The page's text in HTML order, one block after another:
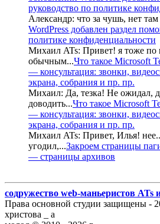
руководство по политике
Александр: что за чушь, нет
WordPress добавлен раздел
политике конфиденциальности
Михаил ATs: Привет! я тоже по
обычным...Что такое Microsoft
— консультация: звонки,
экрана, собрания и пр. пр.
Михаил: Да, тезка! Не ожидал,
доводить...Что такое Microsoft
— консультация: звонки,
экрана, собрания и пр. пр.
Михаил ATs: Привет, Илья!
угодил,...Закроем страницы
— страницы архивов
содружество web-маньеристов ATs
Права основной студии защищены -
христова _ а